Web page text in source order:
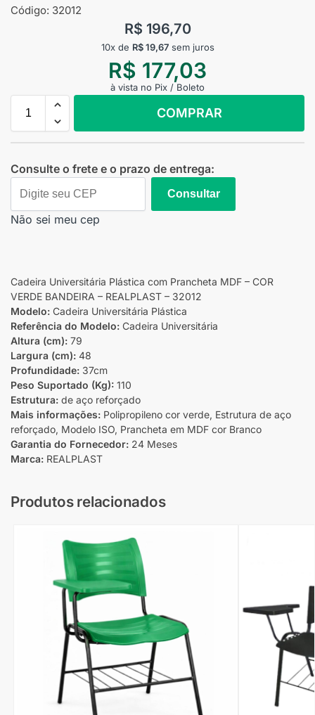
Código: 32012
R$ 196,70
10x de R$19,67 sem juros
R$ 177,03
à vista no Pix / Boleto
COMPRAR
Consulte o frete e o prazo de entrega:
Consultar
Não sei meu cep
Cadeira Universitária Plástica com Prancheta MDF – COR
VERDE BANDEIRA – REALPLAST – 32012
Modelo: Cadeira Universitária Plástica
Referência do Modelo: Cadeira Universitária
Altura (cm): 79
Largura (cm): 48
Profundidade: 37cm
Peso Suportado (Kg): 110
Estrutura: de aço reforçado
Mais informações: Polipropileno cor verde, Estrutura de aço
reforçado, Modelo ISO, Prancheta em MDF cor Branco
Garantia do Fornecedor: 24 Meses
Marca: REALPLAST
Produtos relacionados